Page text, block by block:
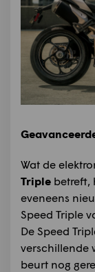
Wat de
Triple betreft,
eveneens
Speed Triple
De Speed
verschillende
beurt nog